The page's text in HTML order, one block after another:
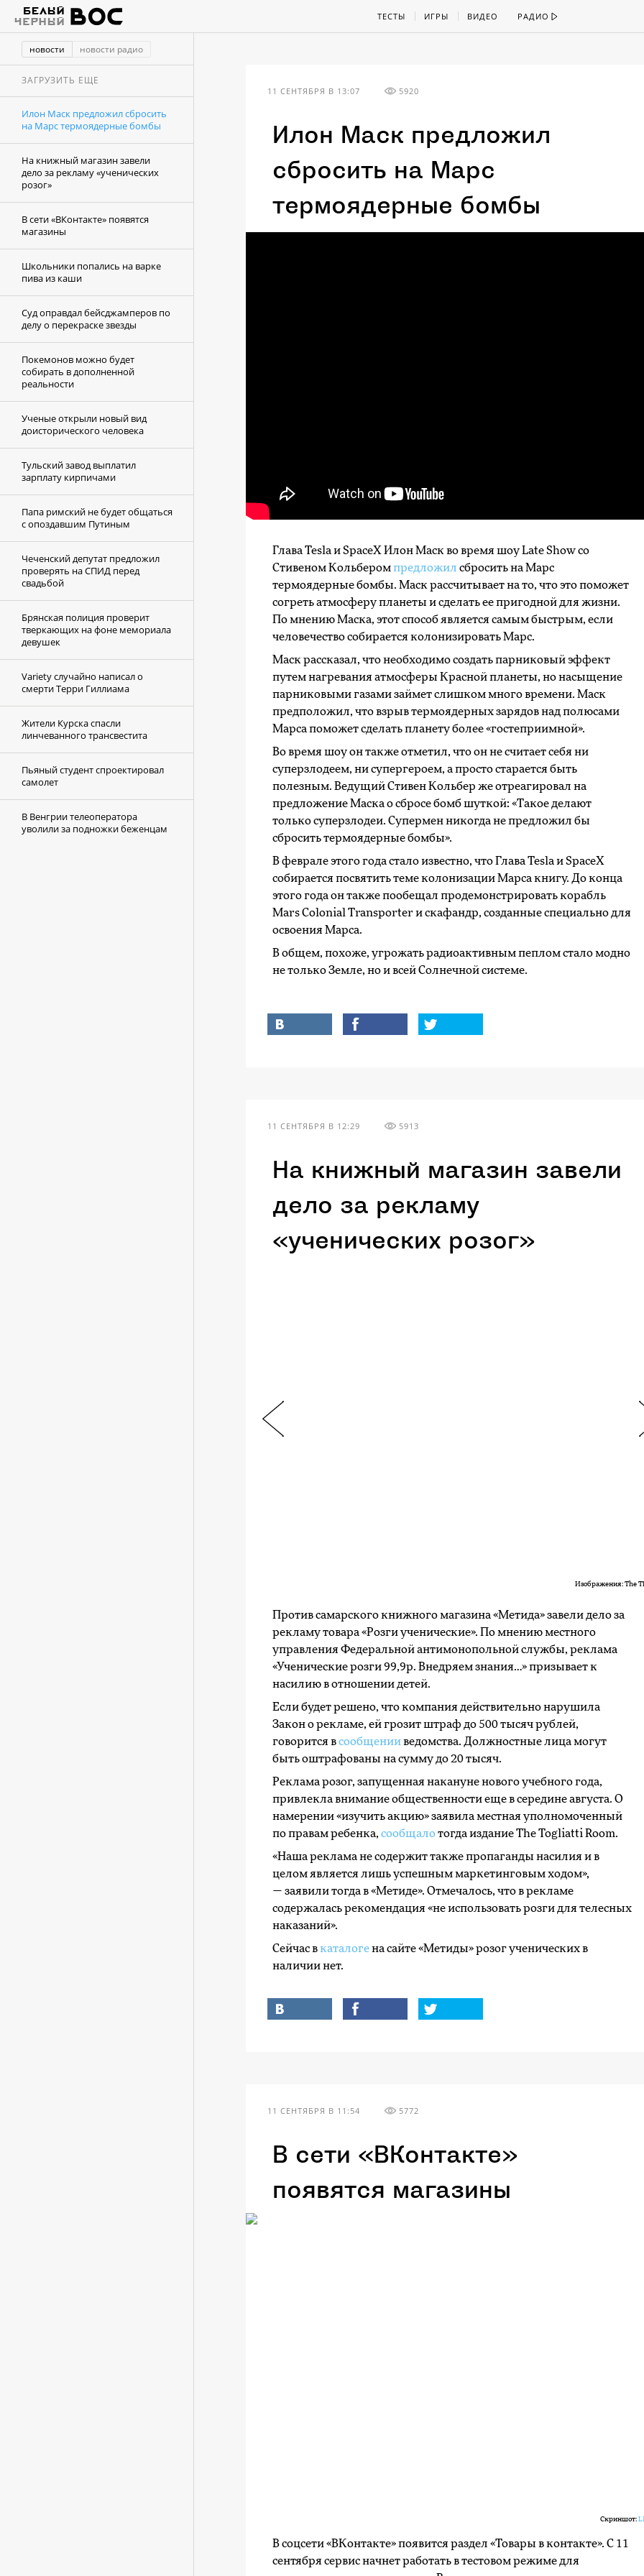
ТЕСТЫ ИГРЫ ВИДЕО РАДИО
новости новости радио
ЗАГРУЗИТЬ ЕЩЕ
Илон Маск предложил сбросить
на Марс термоядерные бомбы
На книжный магазин завели
дело за рекламу «ученических
розог»
В сети «ВКонтакте» появятся
магазины
Школьники попались на варке
пива из каши
Суд оправдал бейсджамперов по
делу о перекраске звезды
Покемонов можно будет
собирать в дополненной
реальности
Ученые открыли новый вид
доисторического человека
Тульский завод выплатил
зарплату кирпичами
Папа римский не будет общаться
с опоздавшим Путиным
Чеченский депутат предложил
проверять на СПИД перед
свадьбой
Брянская полиция проверит
тверкающих на фоне мемориала
девушек
Variety случайно написал о
смерти Терри Гиллиама
Жители Курска спасли
линчеванного трансвестита
Пьяный студент спроектировал
самолет
В Венгрии телеоператора
уволили за подножки беженцам
11 СЕНТЯБРЯ В 13:07 5920
Илон Маск предложил
сбросить на Марс
термоядерные бомбы
Глава Tesla и SpaceX Илон Маск во время шоу Late Show со
Стивеном Кольберомпредложил сбросить на Марс
термоядерные бомбы. Маск рассчитывает на то, что это поможет
согреть атмосферу планеты и сделать ее пригодной для жизни.
По мнению Маска, этот способ является самым быстрым, если
человечество собирается колонизировать Марс.
Маск рассказал, что необходимо создать парниковый эффект
путем нагревания атмосферы Красной планеты, но насыщение
парниковыми газами займет слишком много времени. Маск
предположил, что взрыв термоядерных зарядов над полюсами
Марса поможет сделать планету более «гостеприимной».
Во время шоу он также отметил, что он не считает себя ни
суперзлодеем, ни супергероем, а просто старается быть
полезным. Ведущий Стивен Кольбер же отреагировал на
предложение Маска о сбросе бомб шуткой: «Такое делают
только суперзлодеи. Супермен никогда не предложил бы
сбросить термоядерные бомбы».
В феврале этого года стало известно, что Глава Tesla и SpaceX
собирается посвятить теме колонизации Марса книгу. До конца
этого года он также пообещал продемонстрировать корабль
Mars Colonial Transporter и скафандр, созданные специально для
освоения Марса.
В общем, похоже, угрожать радиоактивным пеплом стало модно
не только Земле, но и всей Солнечной системе.
11 СЕНТЯБРЯ В 12:29 5913
На книжный магазин завели
дело за рекламу
«ученических розог»
Изображения: The
Против самарского книжного магазина «Метида» завели дело за
рекламу товара «Розги ученические». По мнению местного
управления Федеральной антимонопольной службы, реклама
«Ученические розги 99,9р. Внедряем знания…» призывает к
насилию в отношении детей.
Если будет решено, что компания действительно нарушила
Закон о рекламе, ей грозит штраф до 500 тысяч рублей,
говорится всообщенииведомства. Должностные лица могут
быть оштрафованы на сумму до 20 тысяч.
Реклама розог, запущенная накануне нового учебного года,
привлекла внимание общественности еще в середине августа. О
намерении «изучить акцию» заявила местная уполномоченный
по правам ребенка, сообщалотогда издание The Togliatti Room.
«Наша реклама не содержит также пропаганды насилия и в
целом является лишь успешным маркетинговым ходом»,
— заявили тогда в «Метиде». Отмечалось, что в рекламе
содержалась рекомендация «не использовать розги для телесных
наказаний».
Сейчас вкаталогена сайте «Метиды» розог ученических в
наличии нет.
11 СЕНТЯБРЯ В 11:54 5772
В сети «ВКонтакте»
появятся магазины
Скриншот:
В соцсети «ВКонтакте» появится раздел «Товары в контакте». С 11
сентября сервис начнет работать в тестовом режиме для